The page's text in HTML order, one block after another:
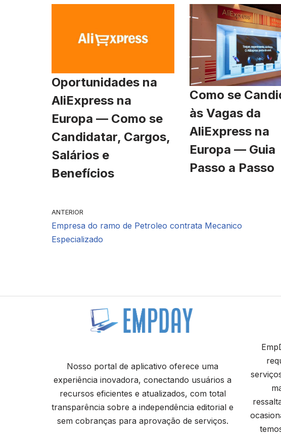
Oportunidades na
AliExpress na
Europa — Como se
Candidatar, Cargos,
Salários e
Benefícios
Como se
às Vagas da
AliExpress na
Europa — Guia
Passo a Passo
ANTERIOR
Empresa do ramo de Petroleo contrata Mecanico
Especializado
Nosso portal de aplicativo oferece uma
experiência inovadora, conectando usuários a
recursos eficientes e atualizados, com total
transparência sobre a independência editorial e
sem cobranças para aprovação de serviços.